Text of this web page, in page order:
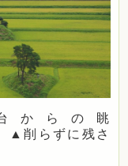
らの眺
残さ